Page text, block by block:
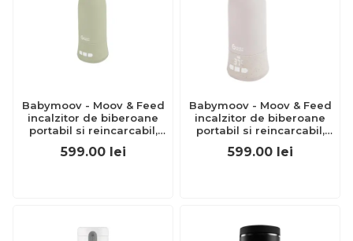
Babymoov - Moov & Feed
incalzitor de biberoane
portabil si reincarcabil,
599.00 lei
Babymoov - Moov & Feed
incalzitor de biberoane
portabil si reincarcabil,
599.00 lei